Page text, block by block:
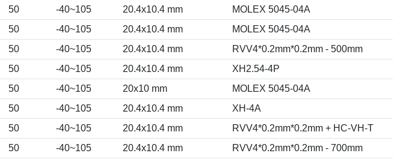
50 -40~105 20.4x10.4 mm
MOLEX 5045-04A
50 -40~105 20.4x10.4 mm
MOLEX 5045-04A
50 -40~105 20.4x10.4 mm
RVV4*0.2mm*0.2mm - 500mm
50 -40~105 20.4x10.4 mm
XH2.54-4P
50 -40~105 20x10 mm
MOLEX 5045-04A
50 -40~105 20.4x10.4 mm
XH-4A
50 -40~105 20.4x10.4 mm
RVV4*0.2mm*0.2mm + HC-VH-T
50 -40~105 20.4x10.4 mm
RVV4*0.2mm*0.2mm - 700mm